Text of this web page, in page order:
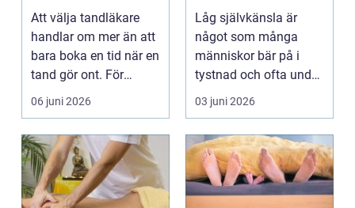
långsiktig
tandvård
Att välja tandläkare
handlar om mer än att
bara boka en tid när en
tand gör ont. För
många är tandvå...
06 juni 2026
Låg självkänsla är
något som många
människor bär på i
tystnad och ofta under
lång tid. Många
uppleve...
03 juni 2026